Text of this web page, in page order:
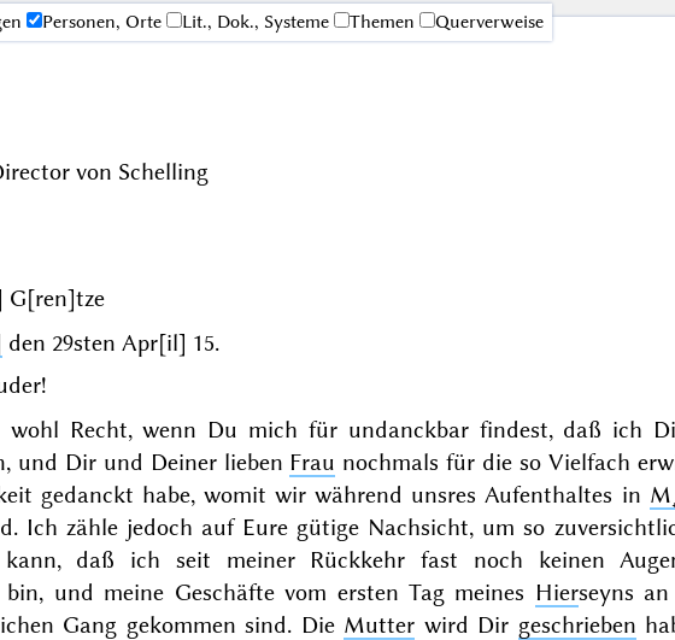
Personen, Orte Lit., Dok., Systeme Themen Querverweise
von Schelling
G[ren]tze
den 29sten Apr[il] 15.
wohl Recht, wenn Du mich für undanckbar findest, daß ich
und Dir und Deiner lieben Frau nochmals für die so Vielfach
gedanckt habe, womit wir während unsres Aufenthaltes in
Ich zähle jedoch auf Eure gütige Nachsicht, um so
kann, daß ich seit meiner Rückkehr fast noch keinen
bin, und meine Geschäfte vom ersten Tag meines Hierseyns
Gang gekommen sind. Die Mutter wird Dir geschrieben